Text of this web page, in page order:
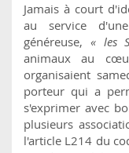
Jamais à court
au service
généreuse, « les
animaux au
organisaient
porteur qui a
s'exprimer avec
plusieurs
l'article L214 du